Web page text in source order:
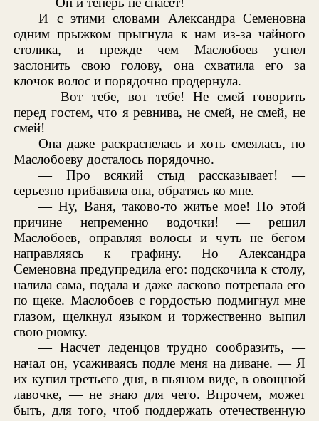
И с этими словами Александра Семеновна
одним прыжком прыгнула к нам из-за чайного
столика, и прежде чем Маслобоев успел
заслонить свою голову, она схватила его за
клочок волос и порядочно продернула.
— Вот тебе, вот тебе! Не смей говорить
перед гостем, что я ревнива, не смей, не смей, не
смей!
Она даже раскраснелась и хоть смеялась, но
Маслобоеву досталось порядочно.
— Про всякий стыд рассказывает! —
серьезно прибавила она, обратясь ко мне.
— Ну, Ваня, таково-то житье мое! По этой
причине непременно водочки! — решил
Маслобоев, оправляя волосы и чуть не бегом
направляясь к графину. Но Александра
Семеновна предупредила его: подскочила к столу,
налила сама, подала и даже ласково потрепала его
по щеке. Маслобоев с гордостью подмигнул мне
глазом, щелкнул языком и торжественно выпил
свою рюмку.
— Насчет леденцов трудно сообразить, —
начал он, усаживаясь подле меня на диване. — Я
их купил третьего дня, в пьяном виде, в овощной
лавочке, — не знаю для чего. Впрочем, может
быть, для того, чтоб поддержать отечественную